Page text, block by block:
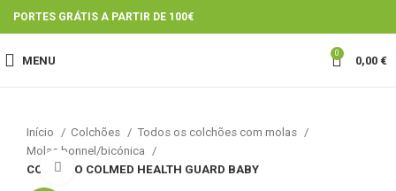
PORTES GRÁTIS A PARTIR DE 100€
MENU
0
0,00 €
Início Colchões
Todos os colchões com molas
Molas bonnel/bicónica
COLCHÃO COLMED HEALTH GUARD BABY
Click to enlarge